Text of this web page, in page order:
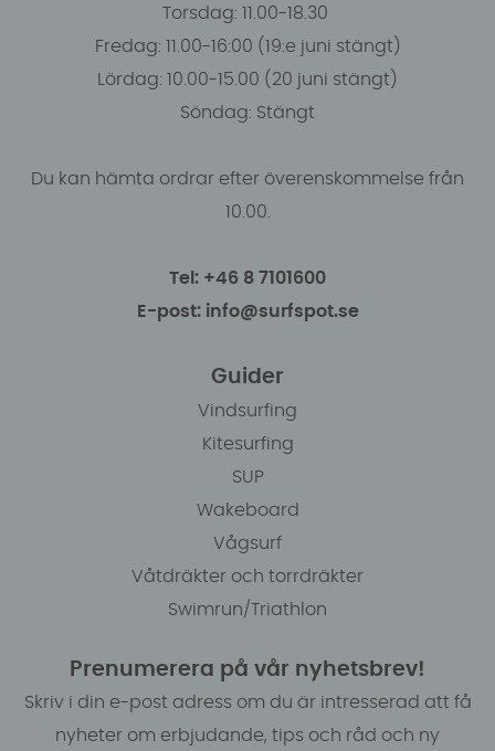
Torsdag: 11.00-18.30
Fredag: 11.00-16:00 (19:e juni stängt)
Lördag: 10.00-15.00 (20 juni stängt)
Söndag: Stängt
Du kan hämta ordrar efter överenskommelse från
10.00.
Tel: +46 8 7101600
E-post: info@surfspot.se
Guider
Vindsurfing
Kitesurfing
SUP
Wakeboard
Vågsurf
Våtdräkter och torrdräkter
Swimrun/Triathlon
Prenumerera på vår nyhetsbrev!
Skriv i din e-post adress om du är intresserad att få
nyheter om erbjudande, tips och råd och ny